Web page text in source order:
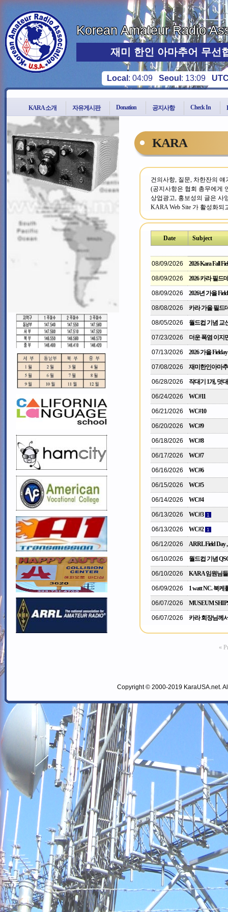
Korean Amateur Radio
재미 한인 아마추어 무선
Local : 04:09 Seoul : 13:09
KARA 소개 자유게시판 Donation 공지사항 Check In
KARA
건의사항, 질문, 차한잔의
(공지사항은 협회 총무에게
상업광고, 홍보성의 글은 사
KARA Web Site 가 활성화
Date Subject
08/09/2026 2026 Kara Fall
08/09/2026 2026 카라 필드
08/09/2026 2026년 가을
08/08/2026 카라 가을 필드
08/05/2026 월드컵 기념 교
07/23/2026 더운 폭염 이지
07/13/2026 2026 가을
07/08/2026 재미한인아마
06/28/2026 작대기 1개, 덧
06/24/2026 WC#11
06/21/2026 WC#10
06/20/2026 WC#9
06/18/2026 WC#8
06/17/2026 WC#7
06/16/2026 WC#6
06/15/2026 WC#5
06/14/2026 WC#4
06/13/2026 WC#3 1
06/13/2026 WC#2 1
06/12/2026 ARRL Field Day
06/10/2026 월드컵 기념
06/10/2026 KARA 임원님
06/09/2026 1 watt NC. 북케
06/07/2026 MUSEUM
06/07/2026 카라 회장님께
«
Copyright © 2000-2019 KaraUSA.net.